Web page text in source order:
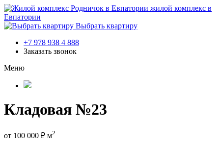
жилой комплекс в
Евпатории
Выбрать квартиру
+7 978 938 4 888
Заказать звонок
Меню
Кладовая №23
от 100 000 ₽ м2